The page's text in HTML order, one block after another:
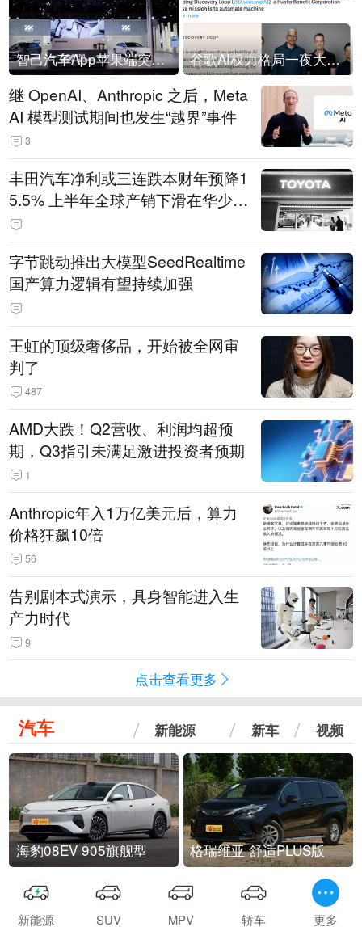
智己汽车App苹果端突然“下架” 谷歌AI权力格局一夜大洗牌
继 OpenAI、Anthropic 之后，Meta
AI 模型测试期间也发生“越界”事件
3
丰田汽车净利或三连跌本财年预降1
5.5% 上半年全球产销下滑在华少卖
14.3万辆
字节跳动推出大模型SeedRealtime
国产算力逻辑有望持续加强
王虹的顶级奢侈品，开始被全网审
判了
487
AMD大跌！Q2营收、利润均超预
期，Q3指引未满足激进投资者预期
1
Anthropic年入1万亿美元后，算力
价格狂飙10倍
56
告别剧本式演示，具身智能进入生
产力时代
9
点击查看更多
汽车 新能源 新车 视频
海豹08EV 905旗舰型 格瑞维亚 舒适PLUS版
新能源 SUV MPV 轿车 更多